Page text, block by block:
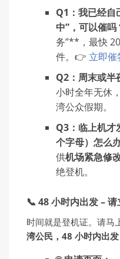
Q1：我已经自
中”，可以催吗
务”**，最快
件。👉 立即
Q2：周末或半
小时全年无休
湾公众假期。
Q3：临上机才
个字母）怎么
供机场紧急修
绝登机。
📞 48 小时内出发 –
时间就是登机证。请马
湾公民，48 小时内出